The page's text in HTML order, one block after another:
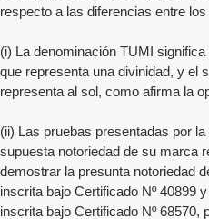
respecto a las diferencias entre
(i) La denominación TUMI
que representa una divinidad, y el
representa al sol, como afirma la
(ii) Las pruebas presentadas por
supuesta notoriedad de su marca
demostrar la presunta notoriedad
inscrita bajo Certificado Nº 40899
inscrita bajo Certificado Nº 68570,